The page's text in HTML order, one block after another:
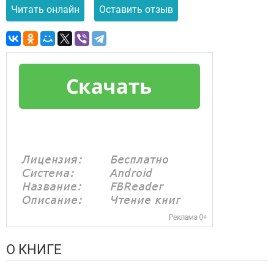
Читать онлайн Оставить отзыв
О КНИГЕ